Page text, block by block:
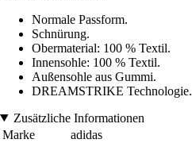
Normale Passform.
Schnürung.
Obermaterial: 100 % Textil.
Innensohle: 100 % Textil.
Außensohle aus Gummi.
DREAMSTRIKE Technologie.
Zusätzliche Informationen
Marke
adidas